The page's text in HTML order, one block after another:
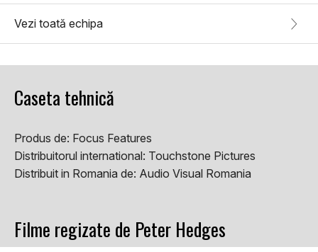
Vezi toată echipa
Caseta tehnică
Produs de: Focus Features
Distribuitorul international: Touchstone Pictures
Distribuit in Romania de: Audio Visual Romania
Filme regizate de Peter Hedges